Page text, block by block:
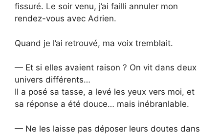
fissuré. Le soir venu, j’ai failli annuler mon
rendez-vous avec Adrien.
Quand je l’ai retrouvé, ma voix tremblait.
— Et si elles avaient raison ? On vit dans deux
univers différents…
Il a posé sa tasse, a levé les yeux vers moi, et
sa réponse a été douce… mais inébranlable.
— Ne les laisse pas déposer leurs doutes dans